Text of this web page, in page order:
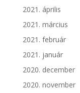
2021. április
2021. március
2021. február
2021. január
2020. december
2020. november